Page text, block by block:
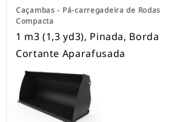
Caçambas - Pá-carregadeira de Rodas
Compacta
1 m3 (1,3 yd3), Pinada, Borda
Cortante Aparafusada